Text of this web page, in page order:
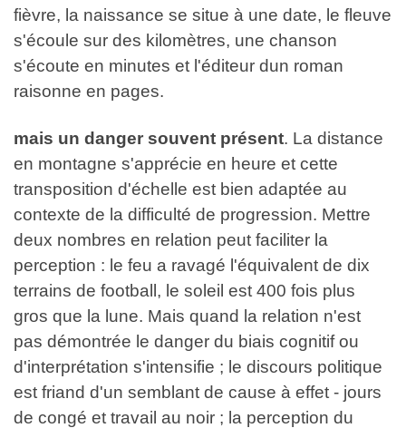
fièvre, la naissance se situe à une date, le fleuve
s'écoule sur des kilomètres, une chanson
s'écoute en minutes et l'éditeur dun roman
raisonne en pages.
mais un danger souvent présent. La distance
en montagne s'apprécie en heure et cette
transposition d'échelle est bien adaptée au
contexte de la difficulté de progression. Mettre
deux nombres en relation peut faciliter la
perception : le feu a ravagé l'équivalent de dix
terrains de football, le soleil est 400 fois plus
gros que la lune. Mais quand la relation n'est
pas démontrée le danger du biais cognitif ou
d'interprétation s'intensifie ; le discours politique
est friand d'un semblant de cause à effet - jours
de congé et travail au noir ; la perception du